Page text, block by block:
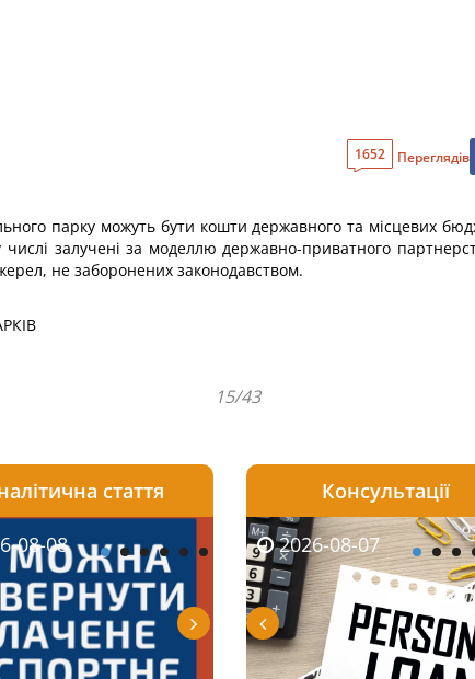
1652 Переглядів
парку можуть бути кошти державного та місцевих
залучені за моделлю державно-приватного
не заборонених законодавством.
15/43
06 2026-08-06
стаття
08-08 2026-08-07
Консультації
08-05 2026-08-07
2026-07-30